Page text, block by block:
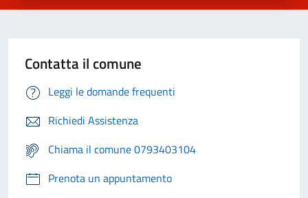
Contatta il comune
Leggi le domande frequenti
Richiedi Assistenza
Chiama il comune 0793403104
Prenota un appuntamento